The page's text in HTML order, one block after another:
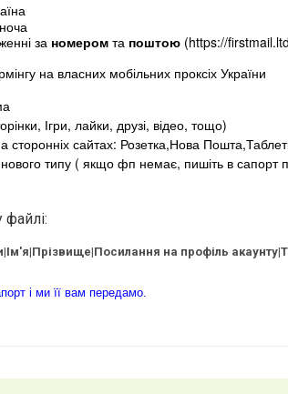
за номером та поштою (https://
на власних мобільних проксіх України
Ігри, лайки, друзі, відео, тощо)
сторонніх сайтах: Розетка,Нова
нового типу ( якщо фп немає, пишіть в сапорт
на профіль
і ми її вам передамо.